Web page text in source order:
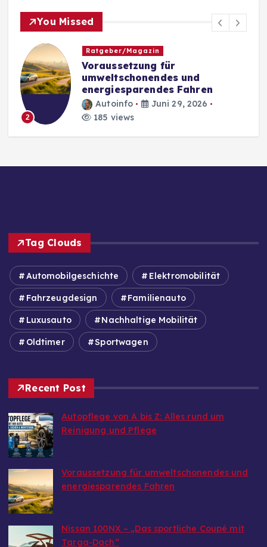
You Missed
2
Ratgeber/Magazin
Voraussetzung für
umweltschonendes und
energiesparendes Fahren
Autoinfo
Juni 29, 2026
185 views
Tag Clouds
Automobilgeschichte Elektromobilität
Fahrzeugdesign Familienauto
Luxusauto Nachhaltige Mobilität
Oldtimer Sportwagen
Recent Post
Autopflege von A bis Z: Alles rund um
Reinigung und Pflege
Voraussetzung für umweltschonendes und
energiesparendes Fahren
Nissan 100NX – „Das sportliche Coupé mit
Targa-Dach“